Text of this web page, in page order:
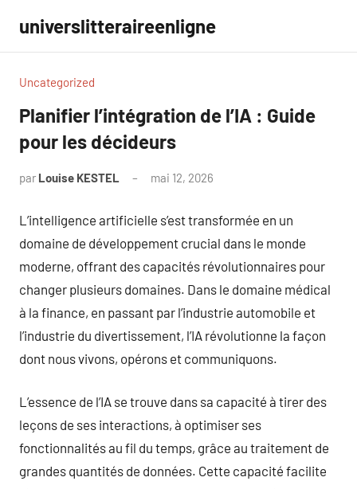
contenu
universlitteraireenligne
Uncategorized
Planifier l’intégration de l’IA : Guide
pour les décideurs
par Louise KESTEL mai 12, 2026
L’intelligence artificielle s’est transformée en un
domaine de développement crucial dans le monde
moderne, offrant des capacités révolutionnaires pour
changer plusieurs domaines. Dans le domaine médical
à la finance, en passant par l’industrie automobile et
l’industrie du divertissement, l’IA révolutionne la façon
dont nous vivons, opérons et communiquons.
L’essence de l’IA se trouve dans sa capacité à tirer des
leçons de ses interactions, à optimiser ses
fonctionnalités au fil du temps, grâce au traitement de
grandes quantités de données. Cette capacité facilite